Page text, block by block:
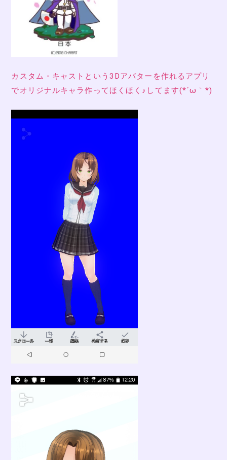
カスタム・キャストという3Dアバターを作れるアプリ
でオリジナルキャラ作ってほくほく♪してます(*´ω｀*)